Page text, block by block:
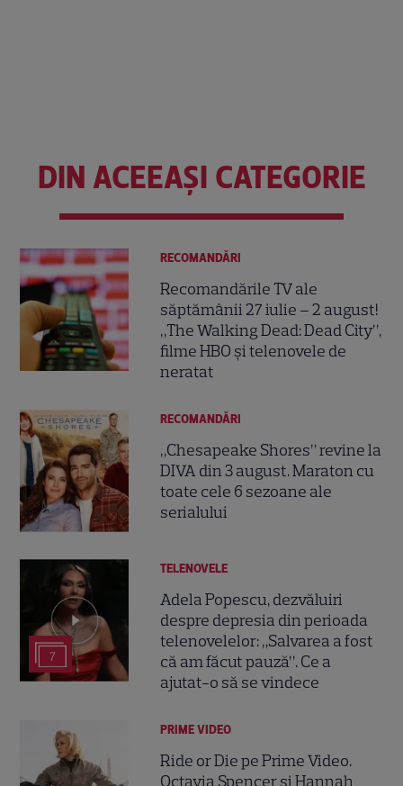
DIN ACEEAȘI CATEGORIE
RECOMANDĂRI
Recomandările TV ale
săptămânii 27 iulie – 2 august!
„The Walking Dead: Dead City”,
filme HBO și telenovele de
neratat
RECOMANDĂRI
„Chesapeake Shores” revine la
DIVA din 3 august. Maraton cu
toate cele 6 sezoane ale
serialului
7
TELENOVELE
Adela Popescu, dezvăluiri
despre depresia din perioada
telenovelelor: „Salvarea a fost
că am făcut pauză”. Ce a
ajutat-o să se vindece
PRIME VIDEO
Ride or Die pe Prime Video.
Octavia Spencer și Hannah